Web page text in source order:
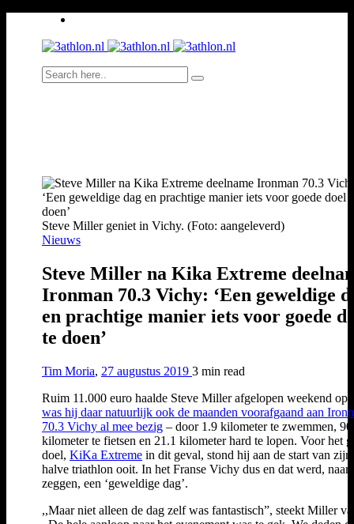
Steve Miller geniet in Vichy. (Foto: aangeleverd)
Nieuws
Steve Miller na Kika Extreme
Ironman 70.3 Vichy: ‘Een geweldige
en prachtige manier iets voor goede
te doen’
Tim Moria, 27 augustus 2019 3 min read
Ruim 11.000 euro haalde Steve Miller afgelopen weekend op
was hij daar natuurlijk ook de maanden voorafgaand aan
70.3 Vichy al mee bezig – door 1.9 kilometer te zwemmen, 90
kilometer te fietsen en 21.1 kilometer hard te lopen. Voor het
doel, KiKa Extreme in dit geval, stond hij aan de start van zijn
halve triathlon ooit. In het Franse Vichy dus en dat werd, naar
zeggen, een ‘geweldige dag’.
,,Maar niet alleen de dag zelf was fantastisch”, steekt Miller